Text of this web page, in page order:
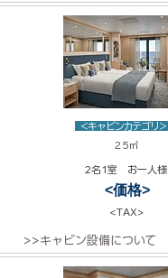
<キャビンカテゴリ>
25㎡
2名1室 お一人様
<価格>
<TAX>
>>キャビン設備について